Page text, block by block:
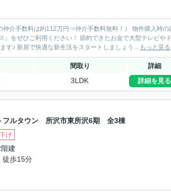
⇒仲介手数料無料！） 物件購入時の諸費用（初期費用）を
金で大型テレビやドラム式洗濯機などの最
新家電や オシャレなテーブル、ソファーなど新品家具を揃えられます♪ 新居で快適な新生活をスタートしましょう... もっと見る
間取り 詳細
3LDK 詳細を見る
フルタウン 所沢市東所沢6期 全3棟
げ
建
徒歩15分